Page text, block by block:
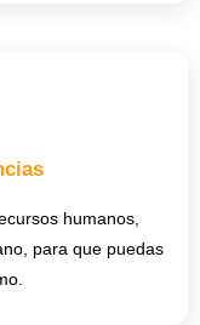
humanos,
para que puedas